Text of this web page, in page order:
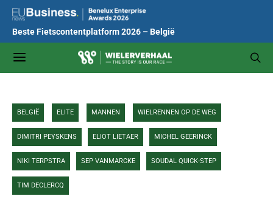
Beste Fietscontentplatform 2026 – België
BELGIË ELITE MANNEN WIELRENNEN OP DE WEG
DIMITRI PEYSKENS ELIOT LIETAER MICHEL GEERINCK
NIKI TERPSTRA SEP VANMARCKE SOUDAL QUICK-STEP
TIM DECLERCQ